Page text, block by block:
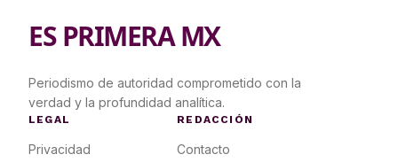
ES PRIMERA MX
Periodismo de autoridad comprometido con la
verdad y la profundidad analítica.
LEGAL
Privacidad
REDACCIÓN
Contacto